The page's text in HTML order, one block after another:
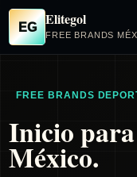
EG Elitegol
FREE BRANDS
FREE BRANDS
Inicio
México.